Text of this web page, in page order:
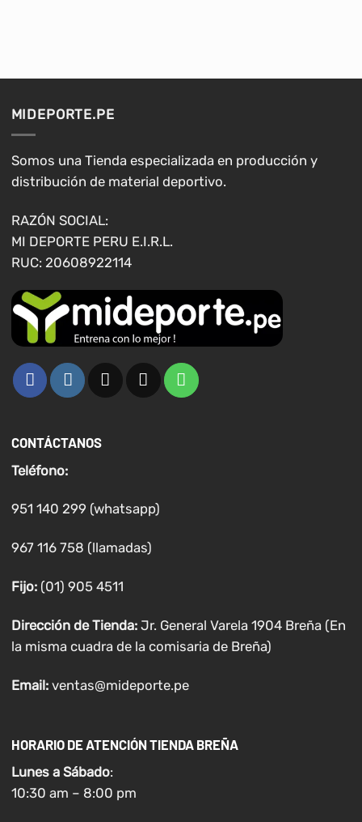
se
pueden
elegir
en
página
de
producto
elegir
en
MIDEPORTE.PE
Somos una Tienda especializada en producción y
distribución de material deportivo.
RAZÓN SOCIAL:
MI DEPORTE PERU E.I.R.L.
RUC: 20608922114
CONTÁCTANOS
Teléfono:
951 140 299 (whatsapp)
967 116 758 (llamadas)
Fijo:(01) 905 4511
Dirección de Tienda: Jr. General Varela 1904 Breña (En
la misma cuadra de la comisaria de Breña)
Email: ventas@mideporte.pe
HORARIO DE ATENCIÓN TIENDA BREÑA
Lunes a Sábado:
10:30 am – 8:00 pm